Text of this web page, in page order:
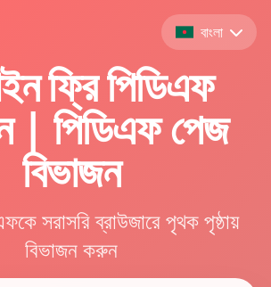
বাংলা
ফ্রি পিডিএফ
| পিডিএফ পেজ
বিভাজন
সরাসরি ব্রাউজারে পৃথক পৃষ্ঠায়
বিভাজন করুন